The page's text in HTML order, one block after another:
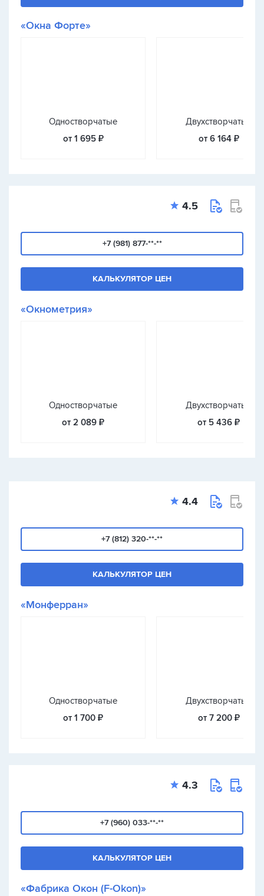
«Окна Форте»
Одностворчатые
от 1 695 ₽
Двухстворчатые
от 6 164 ₽
4.5
+7 (981) 877-**-**
КАЛЬКУЛЯТОР ЦЕН
«Окнометрия»
Одностворчатые
от 2 089 ₽
Двухстворчатые
от 5 436 ₽
4.4
+7 (812) 320-**-**
КАЛЬКУЛЯТОР ЦЕН
«Монферран»
Одностворчатые
от 1 700 ₽
Двухстворчатые
от 7 200 ₽
4.3
+7 (960) 033-**-**
КАЛЬКУЛЯТОР ЦЕН
«Фабрика Окон (F-Okon)»